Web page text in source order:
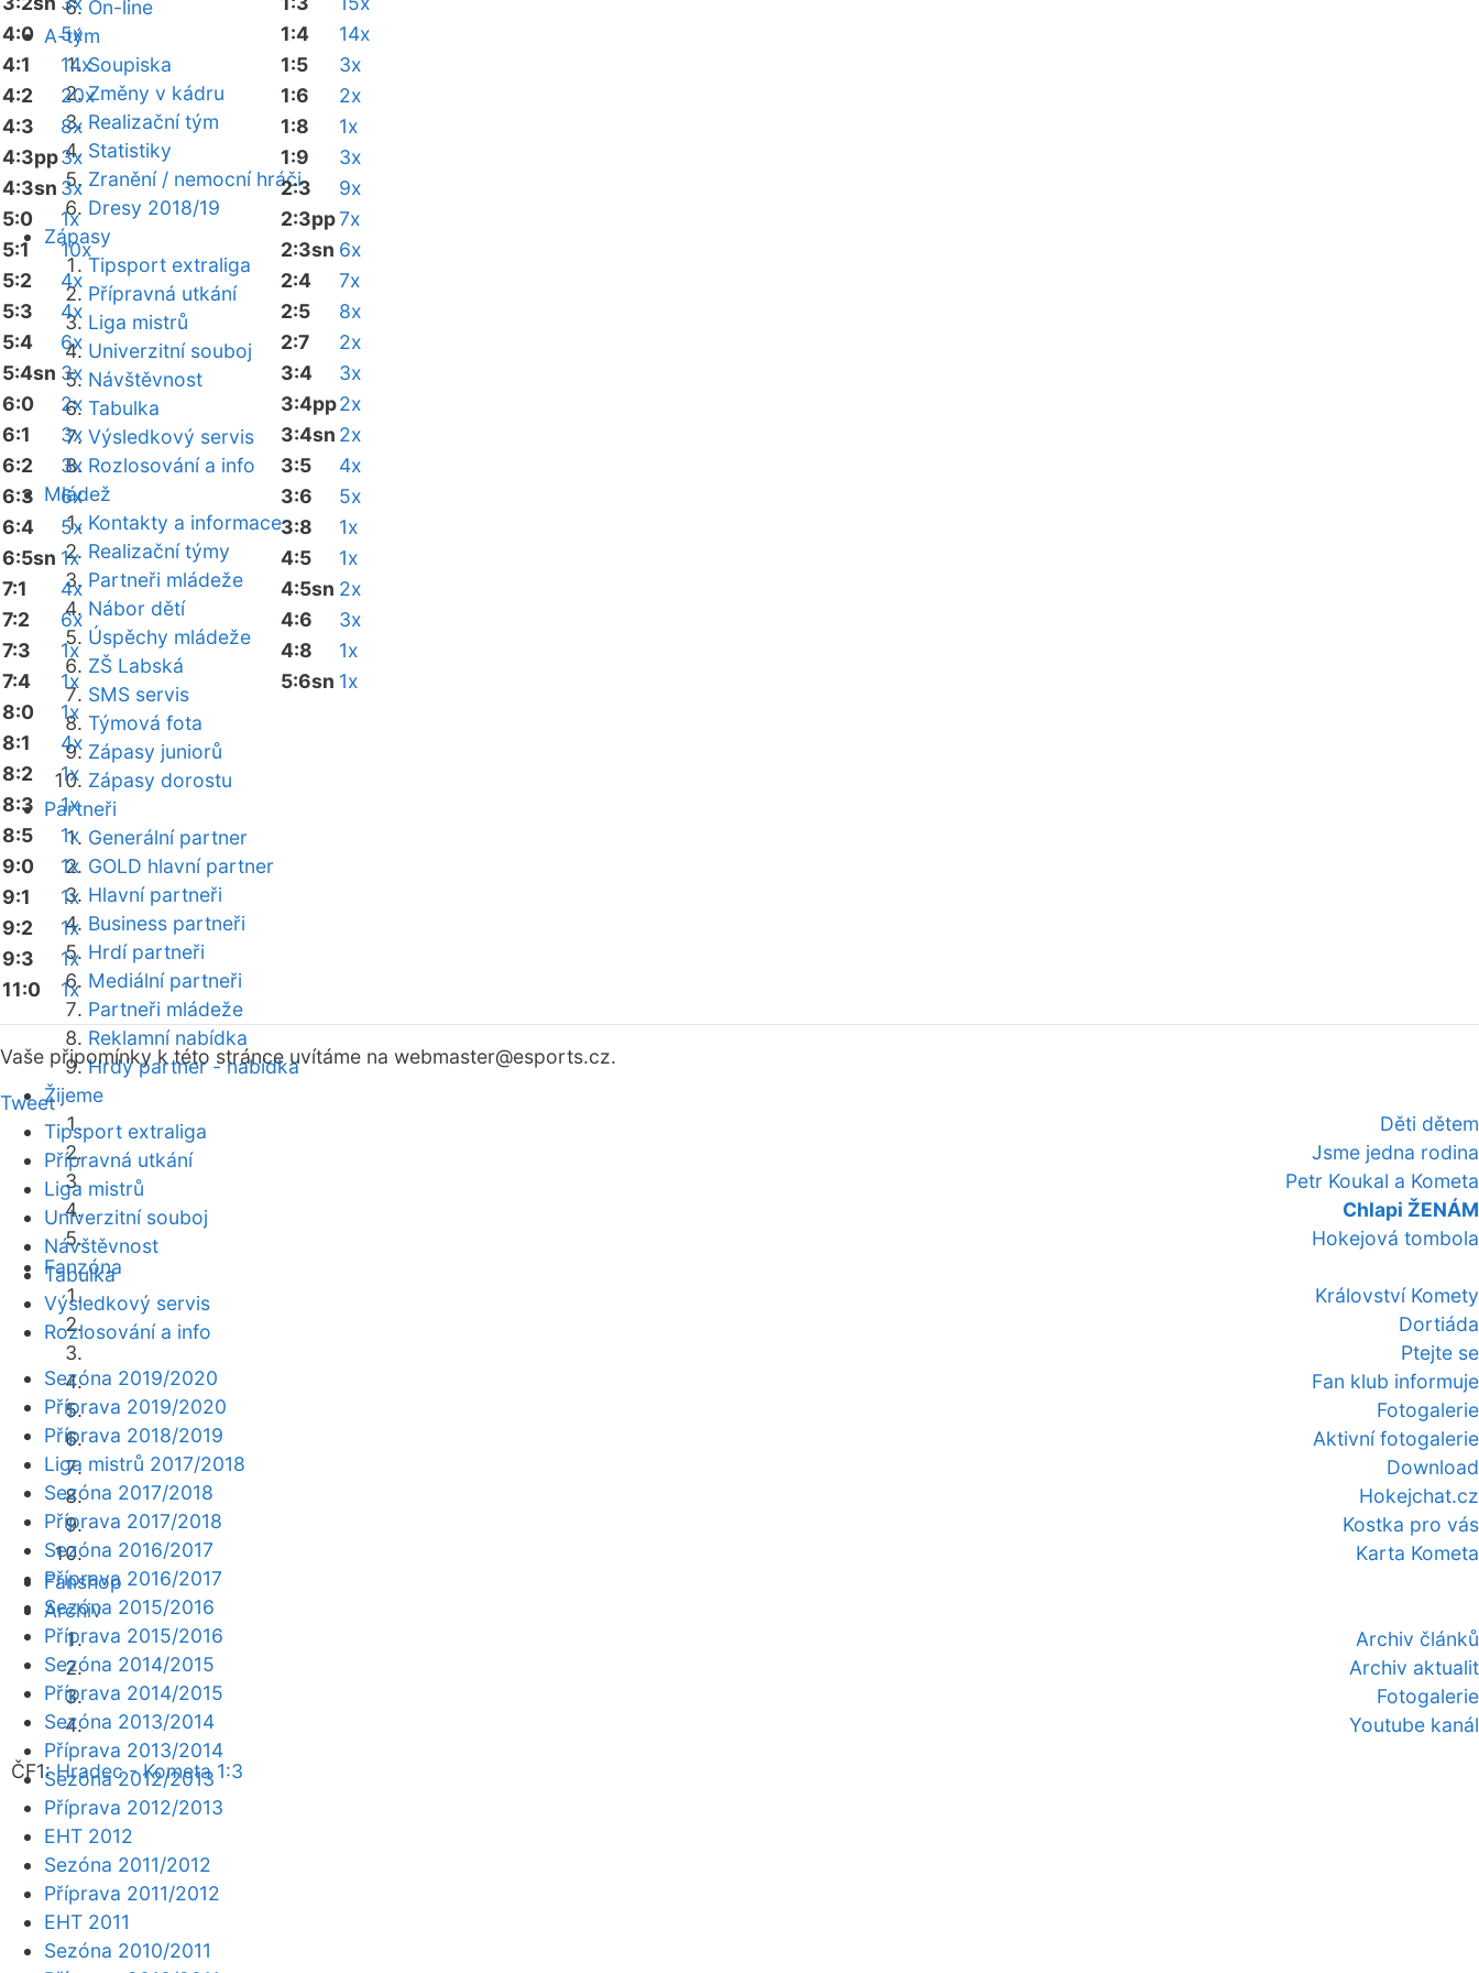
On-line
A-tým
Soupiska
Změny v kádru
Realizační tým
Statistiky
Zranění / nemocní hráči
Dresy 2018/19
Zápasy
Tipsport extraliga
Přípravná utkání
Liga mistrů
Univerzitní souboj
Návštěvnost
Tabulka
Výsledkový servis
Rozlosování a info
Mládež
Kontakty a informace
Realizační týmy
Partneři mládeže
Nábor dětí
Úspěchy mládeže
ZŠ Labská
SMS servis
Týmová fota
Zápasy juniorů
Zápasy dorostu
Partneři
Generální partner
GOLD hlavní partner
Hlavní partneři
Business partneři
Hrdí partneři
Mediální partneři
Partneři mládeže
Reklamní nabídka
Hrdý partner - nabídka
Žijeme
Děti dětem
Jsme jedna rodina
Petr Koukal a Kometa
Chlapi ŽENÁM
Hokejová tombola
Fanzóna
Království Komety
Dortiáda
Ptejte se
Fan klub informuje
Fotogalerie
Aktivní fotogalerie
Download
Hokejchat.cz
Kostka pro vás
Karta Kometa
Fanshop
Archiv
Archiv článků
Archiv aktualit
Fotogalerie
Youtube kanál
ČF1:Hradec - Kometa 1:3
4:0
5x
4:1
14x
4:2
20x
4:3
8x
4:3pp3x
4:3sn 3x
5:0
1x
5:1
10x
5:2
4x
5:3
4x
5:4
6x
5:4sn 3x
6:0
2x
6:1
3x
6:2
3x
6:3
6x
6:4
5x
6:5sn 1x
7:1
4x
7:2
6x
7:3
1x
7:4
1x
8:0
1x
8:1
4x
8:2
1x
8:3
1x
8:5
1x
9:0
1x
9:1
1x
9:2
1x
9:3
1x
11:0
1x
1:4
14x
1:5
3x
1:6
2x
1:8
1x
1:9
3x
2:3
9x
2:3pp7x
2:3sn 6x
2:4
7x
2:5
8x
2:7
2x
3:4
3x
3:4pp2x
3:4sn 2x
3:5
4x
3:6
5x
3:8
1x
4:5
1x
4:5sn 2x
4:6
3x
4:8
1x
5:6sn 1x
Vaše připomínky k této stránce uvítáme na webmaster@esports.cz.
Tweet
Tipsport extraliga
Přípravná utkání
Liga mistrů
Univerzitní souboj
Návštěvnost
Tabulka
Výsledkový servis
Rozlosování a info
Sezóna 2019/2020
Příprava 2019/2020
Příprava 2018/2019
Liga mistrů 2017/2018
Sezóna 2017/2018
Příprava 2017/2018
Sezóna 2016/2017
Příprava 2016/2017
Sezóna 2015/2016
Příprava 2015/2016
Sezóna 2014/2015
Příprava 2014/2015
Sezóna 2013/2014
Příprava 2013/2014
Sezóna 2012/2013
Příprava 2012/2013
EHT 2012
Sezóna 2011/2012
Příprava 2011/2012
EHT 2011
Sezóna 2010/2011